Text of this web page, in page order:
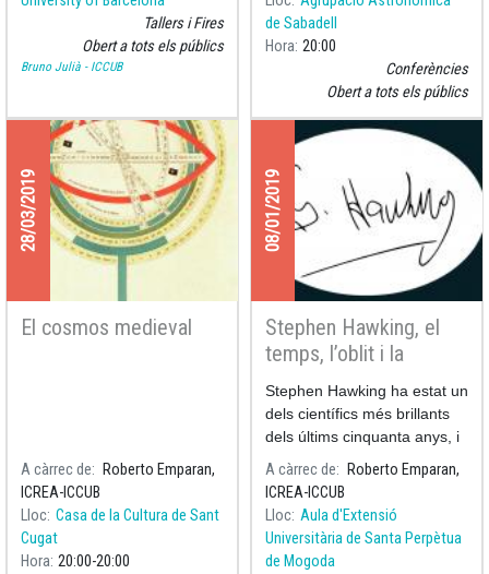
Tallers i Fires
Obert a tots els públics
Bruno Julià - ICCUB
nostre planeta, juntament
amb Albert Einst
de Sabadell
Hora 20:00
Conferències
Obert a tots els públics
28/03/2019
El cosmos medieval
A càrrec de
Roberto Emparan,
ICREA-ICCUB
Lloc Casa de la Cultura de Sant
Cugat
Hora 20:00 20:00
08/01/2019
Stephen Hawking, el
temps, l’oblit i la
quàntica en els forats
negres
Stephen Hawking ha estat un
dels científics més brillants
dels últims cinquanta anys, i
un dels éssers humans més
excepcionals que ha vist el
nostre planeta.
A càrrec de
Roberto Emparan,
ICREA-ICCUB
Lloc Aula d'Extensió
Universitària de Santa Perpètua
de Mogoda